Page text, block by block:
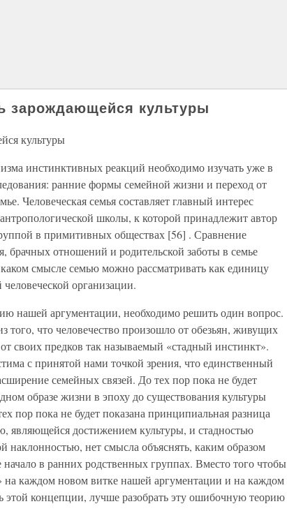
зарождающейся культуры
культуры
инстинктивных реакций необходимо изучать уже в
ранние формы семейной жизни и переход от
Человеческая семья составляет главный интерес
школы, к которой принадлежит автор
в примитивных обществах [56] . Сравнение
брачных отношений и родительской заботы в семье
смысле семью можно рассматривать как единицу
организации.
нашей аргументации, необходимо решить один вопрос.
того, что человечество произошло от обезьян, живущих
своих предков так называемый «стадный инстинкт».
с принятой нами точкой зрения, что единственный
семейных связей. До тех пор пока не будет
образе жизни в эпоху до существования культуры
пор пока не будет показана принципиальная разница
являющейся достижением культуры, и стадностью
нет смысла объяснять, каким образом
начало в ранних родственных группах. Вместо того чтобы
на каждом новом витке нашей аргументации и на каждом
этой концепции, лучше разобрать эту ошибочную теорию